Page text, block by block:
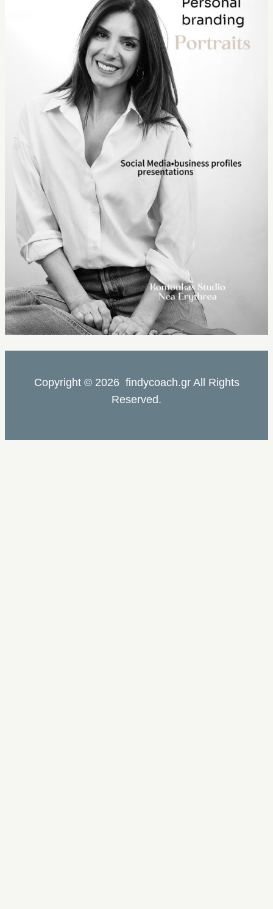
Copyright © 2026 findycoach.gr All Rights
Reserved.